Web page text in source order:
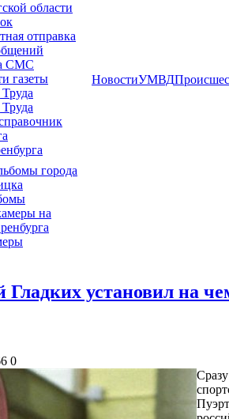
СМС
НовостиУМВД
Гладких установил на
0